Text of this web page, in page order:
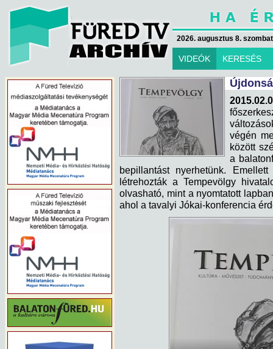
2026. augusztus 8.
VIDEÓK KERESÉS
végén
között
a
bepillantást nyerhetünk.
létrehozták a Tempevölgy
olvasható, mint a nyomtatott
ahol a tavalyi Jókai-konferencia